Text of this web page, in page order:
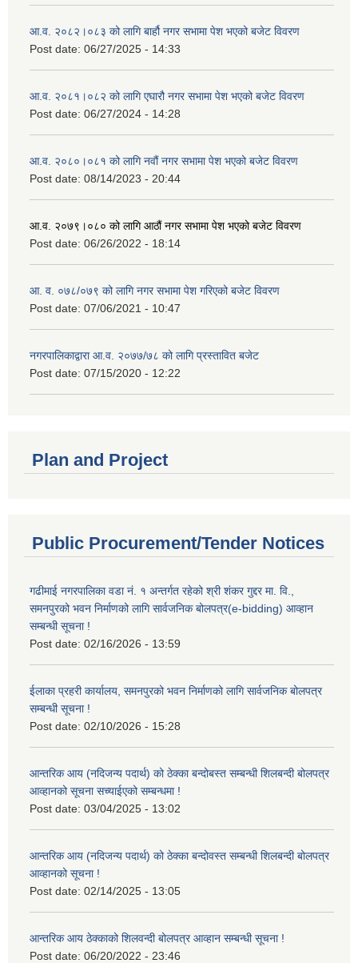
आ.व. २०८२।०८३ को लागि बार्हौ नगर सभामा पेश भएको बजेट विवरण
Post date: 06/27/2025 - 14:33
आ.व. २०८१।०८२ को लागि एघारौ नगर सभामा पेश भएको बजेट विवरण
Post date: 06/27/2024 - 14:28
आ.व. २०८०।०८१ को लागि नवौं नगर सभामा पेश भएको बजेट विवरण
Post date: 08/14/2023 - 20:44
आ.व. २०७९।०८० को लागि आठौं नगर सभामा पेश भएको बजेट विवरण
Post date: 06/26/2022 - 18:14
आ. व. ०७८/०७९ को लागि नगर सभामा पेश गरिएको बजेट विवरण
Post date: 07/06/2021 - 10:47
नगरपालिकाद्वारा आ.व. २०७७/७८ को लागि प्रस्तावित बजेट
Post date: 07/15/2020 - 12:22
Plan and Project
Public Procurement/Tender Notices
गढीमाई नगरपालिका वडा नं. १ अन्तर्गत रहेको श्री शंकर गुद्दर मा. वि.,
समनपुरको भवन निर्माणको लागि सार्वजनिक बोलपत्र(e-bidding) आव्हान
सम्बन्धी सूचना !
Post date: 02/16/2026 - 13:59
ईलाका प्रहरी कार्यालय, समनपुरको भवन निर्माणको लागि सार्वजनिक बोलपत्र
सम्बन्धी सूचना !
Post date: 02/10/2026 - 15:28
आन्तरिक आय (नदिजन्य पदार्थ) को ठेक्का बन्दोबस्त सम्बन्धी शिलबन्दी बोलपत्र
आव्हानको सूचना सच्याईएको सम्बन्धमा !
Post date: 03/04/2025 - 13:02
आन्तरिक आय (नदिजन्य पदार्थ) को ठेक्का बन्दोवस्त सम्बन्धी शिलबन्दी बोलपत्र
आव्हानको सूचना !
Post date: 02/14/2025 - 13:05
आन्तरिक आय ठेक्काको शिलवन्दी बोलपत्र आव्हान सम्बन्धी सूचना !
Post date: 06/20/2022 - 23:46